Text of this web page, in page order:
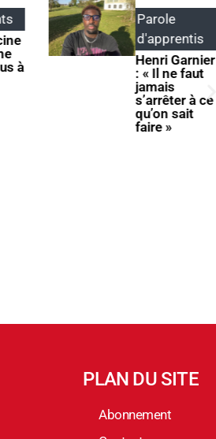
à
Parole
d'apprentis
Henri Garnier
: « Il ne faut
jamais
s’arrêter à ce
qu’on sait
faire »
PLAN DU SITE
Abonnement